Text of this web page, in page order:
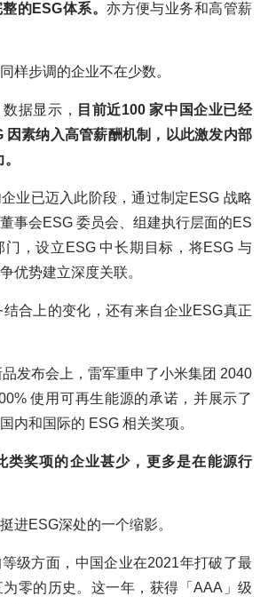
的ESG体系。亦方便与业务和高管薪
样步调的企业不在少数。
据显示，
目前近100 家中国企业已经
因素纳入高管薪酬机制，以此激发内部
业已迈入此阶段，通过制定ESG 战略
事会ESG 委员会、组建执行层面的ES
门，设立ESG 中长期目标，将ESG 与
优势建立深度关联。
合上的变化，还有来自企业ESG真正
发布会上，雷军重申了小米集团 2040
使用可再生能源的承诺，并展示了
内和国际的 ESG 相关奖项。
类奖项的企业甚少，更多是在能源行
进ESG深处的一个缩影。
级方面，中国企业在2021年打破了最
零的历史。这一年，获得「AAA」级